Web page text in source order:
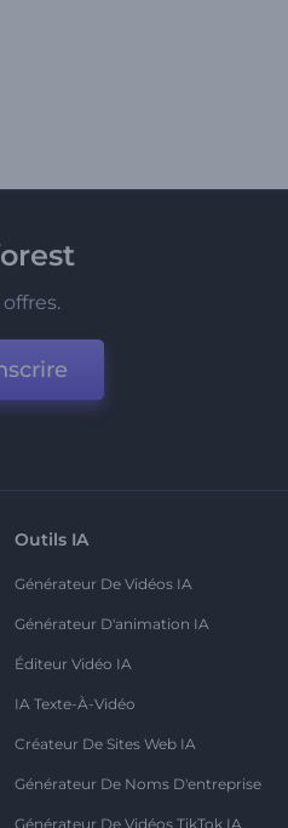
Outils IA
Générateur De Vidéos IA
Générateur D'animation IA
Éditeur Vidéo IA
IA Texte-À-Vidéo
Créateur De Sites Web IA
Générateur De Noms D'entreprise
Générateur De Vidéos TikTok IA